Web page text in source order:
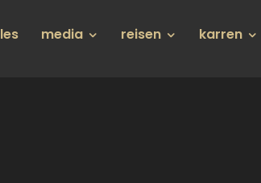
media reisen karren